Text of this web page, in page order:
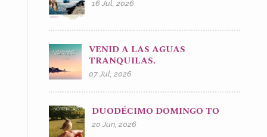
16 Jul, 2026
VENID A LAS AGUAS
TRANQUILAS.
07 Jul, 2026
DUODÉCIMO DOMINGO TO
20 Jun, 2026